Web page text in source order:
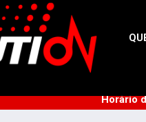
Horário